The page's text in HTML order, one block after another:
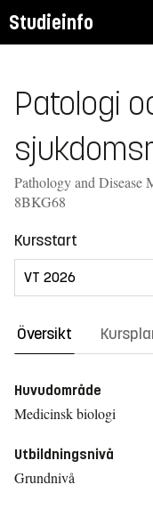
Studieinfo
Patologi
Pathology and Disease
8BKG68
Kursstart
Översikt
Huvudområde
Medicinsk biologi
Utbildningsnivå
Grundnivå